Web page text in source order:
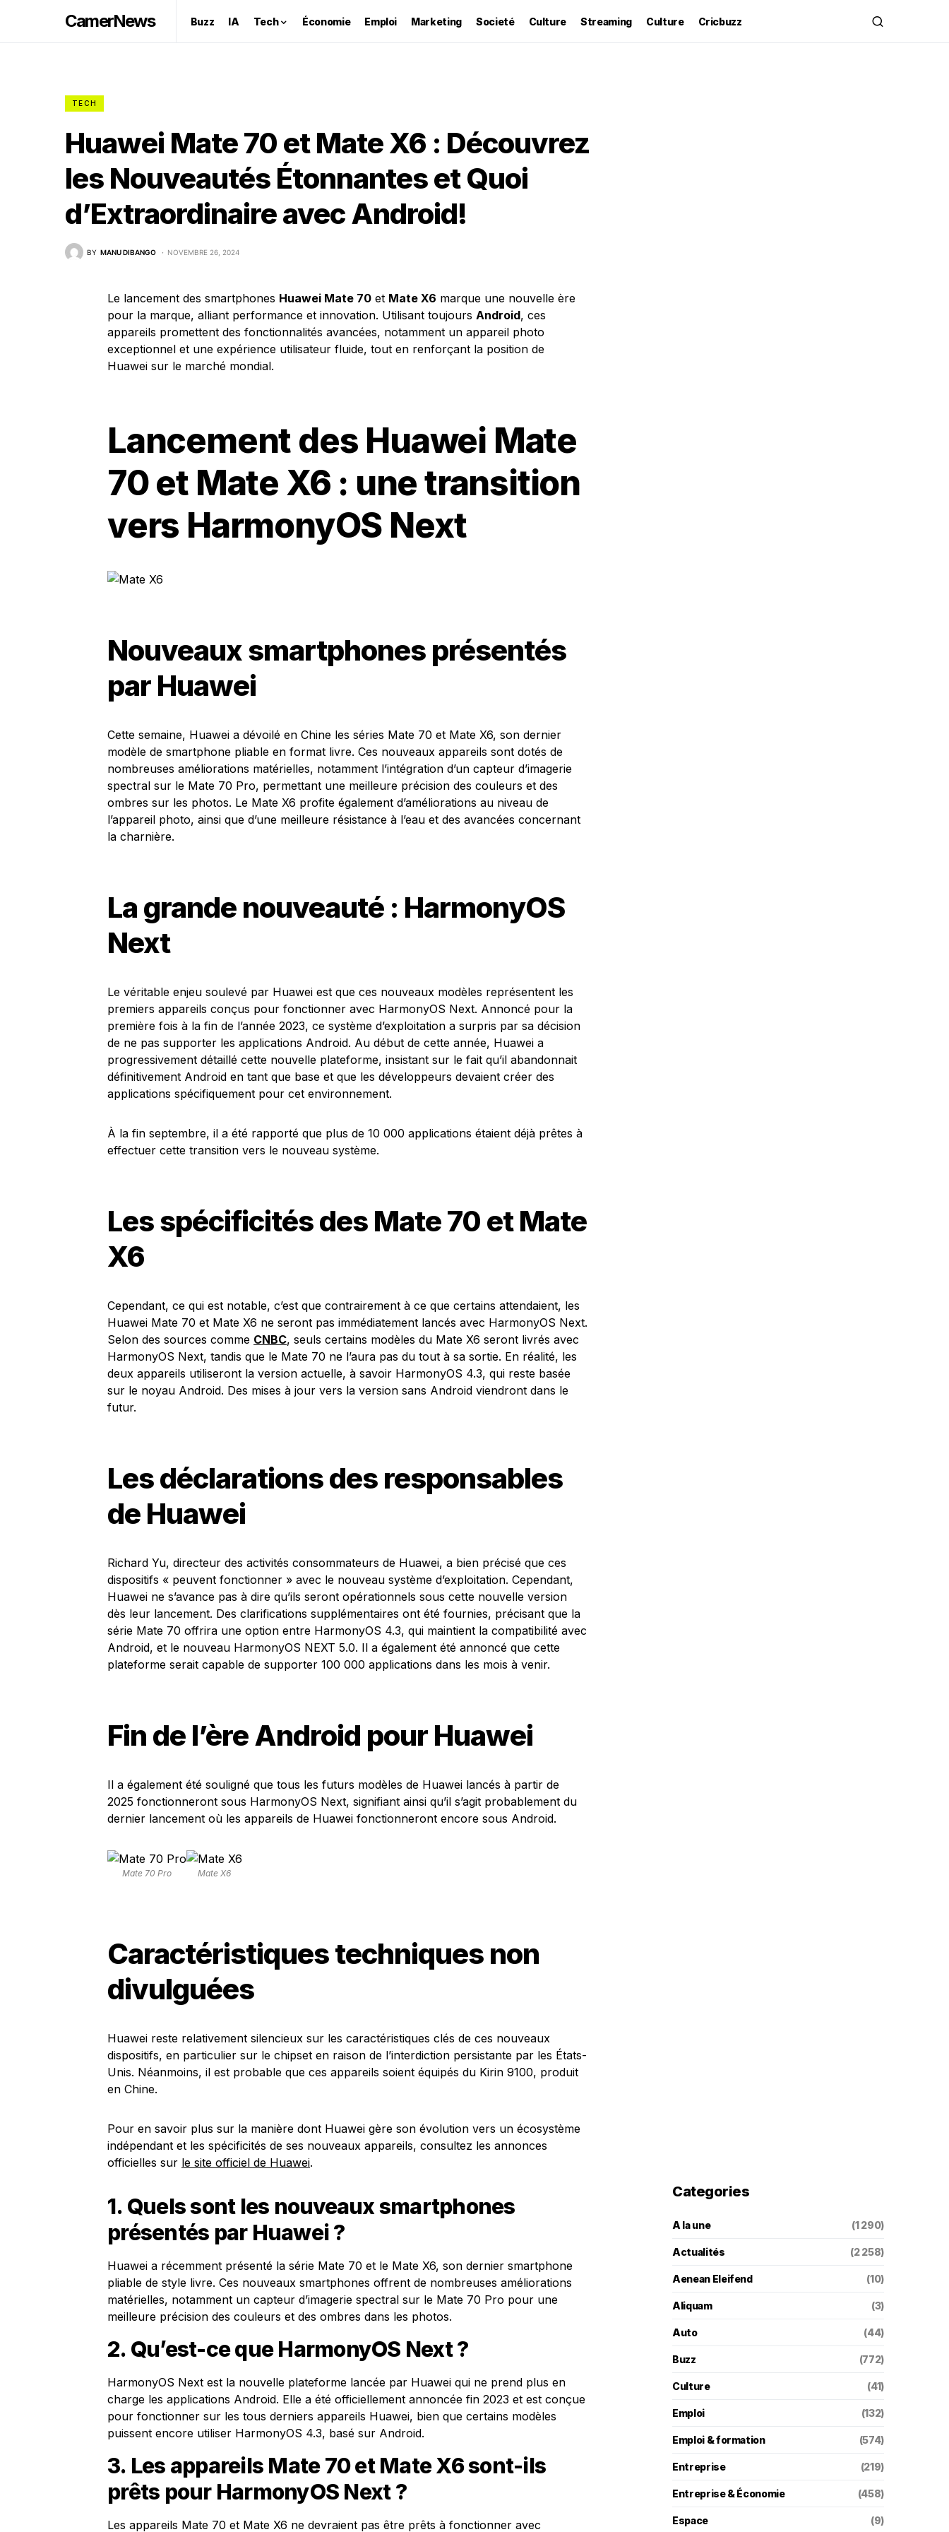
CamerNews Buzz IA Tech Économie Emploi Marketing Societé Culture Streaming Culture Cricbuzz
TECH
Huawei Mate 70 et Mate X6 : Découvrez
les Nouveautés Étonnantes et Quoi
d’Extraordinaire avec Android!
BY MANU DIBANGO NOVEMBRE 26, 2024
Le lancement des smartphones Huawei Mate 70 et Mate X6 marque une nouvelle ère
pour la marque, alliant performance et innovation. Utilisant toujours Android, ces
appareils promettent des fonctionnalités avancées, notamment un appareil photo
exceptionnel et une expérience utilisateur fluide, tout en renforçant la position de
Huawei sur le marché mondial.
Lancement des Huawei Mate
70 et Mate X6 : une transition
vers HarmonyOS Next
Nouveaux smartphones présentés
par Huawei
Cette semaine, Huawei a dévoilé en Chine les séries Mate 70 et Mate X6, son dernier
modèle de smartphone pliable en format livre. Ces nouveaux appareils sont dotés de
nombreuses améliorations matérielles, notamment l’intégration d’un capteur d’imagerie
spectral sur le Mate 70 Pro, permettant une meilleure précision des couleurs et des
ombres sur les photos. Le Mate X6 profite également d’améliorations au niveau de
l’appareil photo, ainsi que d’une meilleure résistance à l’eau et des avancées concernant
la charnière.
La grande nouveauté : HarmonyOS
Next
Le véritable enjeu soulevé par Huawei est que ces nouveaux modèles représentent les
premiers appareils conçus pour fonctionner avec HarmonyOS Next. Annoncé pour la
première fois à la fin de l’année 2023, ce système d’exploitation a surpris par sa décision
de ne pas supporter les applications Android. Au début de cette année, Huawei a
progressivement détaillé cette nouvelle plateforme, insistant sur le fait qu’il abandonnait
définitivement Android en tant que base et que les développeurs devaient créer des
applications spécifiquement pour cet environnement.
À la fin septembre, il a été rapporté que plus de 10 000 applications étaient déjà prêtes à
effectuer cette transition vers le nouveau système.
Les spécificités des Mate 70 et Mate
X6
Cependant, ce qui est notable, c’est que contrairement à ce que certains attendaient, les
Huawei Mate 70 et Mate X6 ne seront pas immédiatement lancés avec HarmonyOS Next.
Selon des sources comme CNBC, seuls certains modèles du Mate X6 seront livrés avec
HarmonyOS Next, tandis que le Mate 70 ne l’aura pas du tout à sa sortie. En réalité, les
deux appareils utiliseront la version actuelle, à savoir HarmonyOS 4.3, qui reste basée
sur le noyau Android. Des mises à jour vers la version sans Android viendront dans le
futur.
Les déclarations des responsables
de Huawei
Richard Yu, directeur des activités consommateurs de Huawei, a bien précisé que ces
dispositifs « peuvent fonctionner » avec le nouveau système d’exploitation. Cependant,
Huawei ne s’avance pas à dire qu’ils seront opérationnels sous cette nouvelle version
dès leur lancement. Des clarifications supplémentaires ont été fournies, précisant que la
série Mate 70 offrira une option entre HarmonyOS 4.3, qui maintient la compatibilité avec
Android, et le nouveau HarmonyOS NEXT 5.0. Il a également été annoncé que cette
plateforme serait capable de supporter 100 000 applications dans les mois à venir.
Fin de l’ère Android pour Huawei
Il a également été souligné que tous les futurs modèles de Huawei lancés à partir de
2025 fonctionneront sous HarmonyOS Next, signifiant ainsi qu’il s’agit probablement du
dernier lancement où les appareils de Huawei fonctionneront encore sous Android.
Mate 70 Pro Mate X6
Caractéristiques techniques non
divulguées
Huawei reste relativement silencieux sur les caractéristiques clés de ces nouveaux
dispositifs, en particulier sur le chipset en raison de l’interdiction persistante par les États-
Unis. Néanmoins, il est probable que ces appareils soient équipés du Kirin 9100, produit
en Chine.
Pour en savoir plus sur la manière dont Huawei gère son évolution vers un écosystème
indépendant et les spécificités de ses nouveaux appareils, consultez les annonces
officielles sur le site officiel de Huawei.
1. Quels sont les nouveaux smartphones
présentés par Huawei ?
Huawei a récemment présenté la série Mate 70 et le Mate X6, son dernier smartphone
pliable de style livre. Ces nouveaux smartphones offrent de nombreuses améliorations
matérielles, notamment un capteur d’imagerie spectral sur le Mate 70 Pro pour une
meilleure précision des couleurs et des ombres dans les photos.
2. Qu’est-ce que HarmonyOS Next ?
HarmonyOS Next est la nouvelle plateforme lancée par Huawei qui ne prend plus en
charge les applications Android. Elle a été officiellement annoncée fin 2023 et est conçue
pour fonctionner sur les tous derniers appareils Huawei, bien que certains modèles
puissent encore utiliser HarmonyOS 4.3, basé sur Android.
3. Les appareils Mate 70 et Mate X6 sont-ils
prêts pour HarmonyOS Next ?
Les appareils Mate 70 et Mate X6 ne devraient pas être prêts à fonctionner avec
Categories
A la une (1 290)
Actualités (2 258)
Aenean Eleifend (10)
Aliquam (3)
Auto (44)
Buzz (772)
Culture (41)
Emploi (132)
Emploi & formation (574)
Entreprise (219)
Entreprise & Économie (458)
Espace (9)